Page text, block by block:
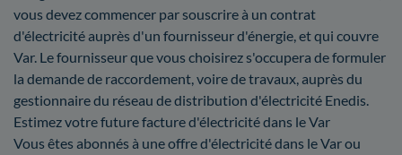
vous devez commencer par souscrire à un contrat
d'électricité auprès d'un fournisseur d'énergie, et qui couvre
Var. Le fournisseur que vous choisirez s'occupera de formuler
la demande de raccordement, voire de travaux, auprès du
gestionnaire du réseau de distribution d'électricité Enedis.
Estimez votre future facture d'électricité dans le Var
Vous êtes abonnés à une offre d'électricité dans le Var ou